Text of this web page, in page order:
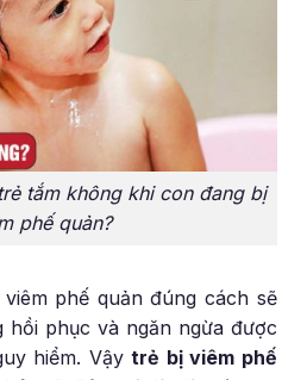
tắm không khi con đang bị
phế quản?
phế quản đúng cách sẽ
hồi phục và ngăn ngừa được
hiểm. Vậytrẻ bị viêm phế